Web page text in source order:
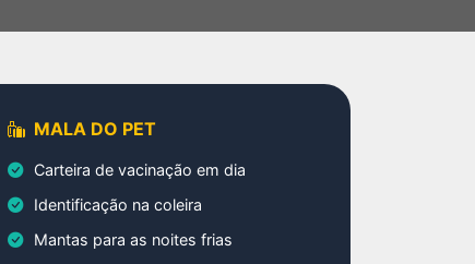
MALA DO PET
Carteira de vacinação em dia
Identificação na coleira
Mantas para as noites frias